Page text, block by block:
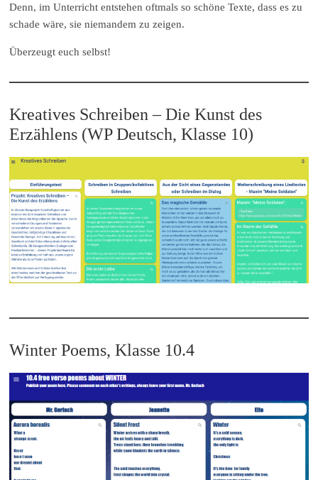
Denn, im Unterricht entstehen oftmals so schöne Texte, dass es zu
schade wäre, sie niemandem zu zeigen.
Überzeugt euch selbst!
Kreatives Schreiben – Die Kunst des
Erzählens (WP Deutsch, Klasse 10)
Winter Poems, Klasse 10.4